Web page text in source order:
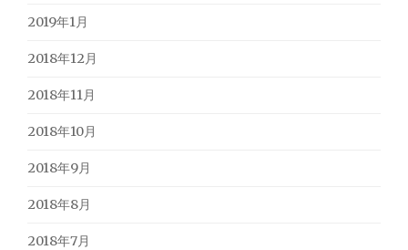
2019年1月
2018年12月
2018年11月
2018年10月
2018年9月
2018年8月
2018年7月